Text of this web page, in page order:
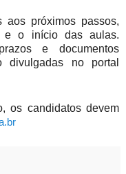
aos próximos passos,
e o início das aulas.
e documentos
divulgadas no portal
os candidatos devem